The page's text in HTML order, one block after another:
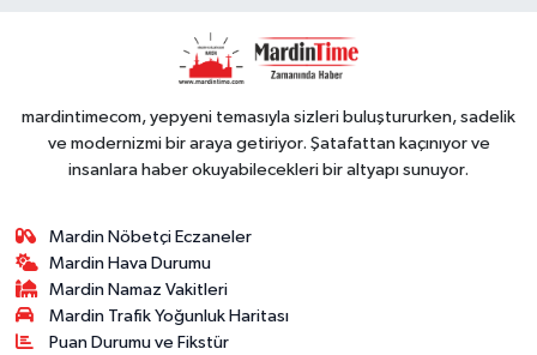
mardintimecom, yepyeni temasıyla sizleri buluştururken, sadelik
ve modernizmi bir araya getiriyor. Şatafattan kaçınıyor ve
insanlara haber okuyabilecekleri bir altyapı sunuyor.
Mardin Nöbetçi Eczaneler
Mardin Hava Durumu
Mardin Namaz Vakitleri
Mardin Trafik Yoğunluk Haritası
Puan Durumu ve Fikstür